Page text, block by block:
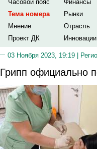
Часовой пояс
Финансы
Тема номера
Рынки
Мнение
Отрасль
Проект ДК
Инновации
03 Ноября 2023, 19:19 |
Грипп официально